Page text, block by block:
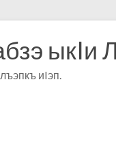
ыкIи
иIэп.